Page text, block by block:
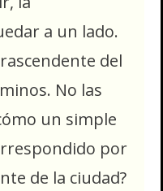
a un lado.
del
No las
un simple
por
de la ciudad?